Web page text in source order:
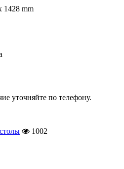
1428 mm
уточняйте по телефону.
1002